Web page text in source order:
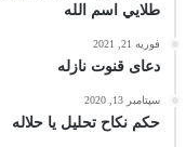
طلايي اسم الله
فوریه 21, 2021
دعای قنوت نازله
سپتامبر 13, 2020
حکم نکاح تحلیل یا حلاله